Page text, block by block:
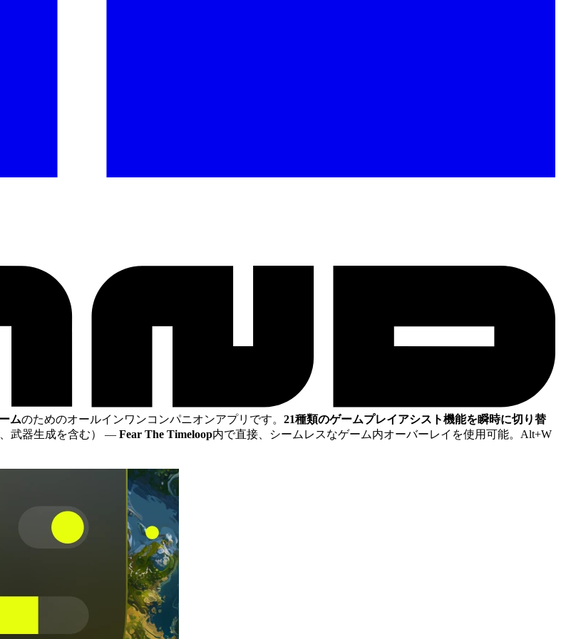
ムのためのオールインワンコンパニオンアプリです。 21種類のゲームプレイアシスト機能を瞬時に切り替
武器生成を含む） — Fear The Timeloop内で直接、シームレスなゲーム内オーバーレイを使用可能。Alt+W